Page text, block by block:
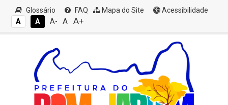
Glossário FAQ Mapa do Site
Acessibilidade
A
A A- A A+